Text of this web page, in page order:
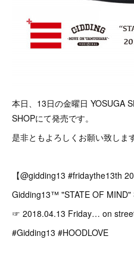
本日、13日の金曜日 YOSUGA
SHOPにて発売です。
是非ともよろしくお願い致しま
【@gidding13 #fridaythe13th
Gidding13™ "STATE OF MIND"
☞ 2018.04.13 Friday… on
#Gidding13 #HOODLOVE